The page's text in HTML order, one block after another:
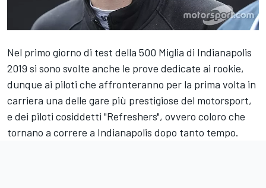
Nel primo giorno di test della 500 Miglia di Indianapolis
2019 si sono svolte anche le prove dedicate ai rookie,
dunque ai piloti che affronteranno per la prima volta in
carriera una delle gare più prestigiose del motorsport,
e dei piloti cosiddetti "Refreshers", ovvero coloro che
tornano a correre a Indianapolis dopo tanto tempo.